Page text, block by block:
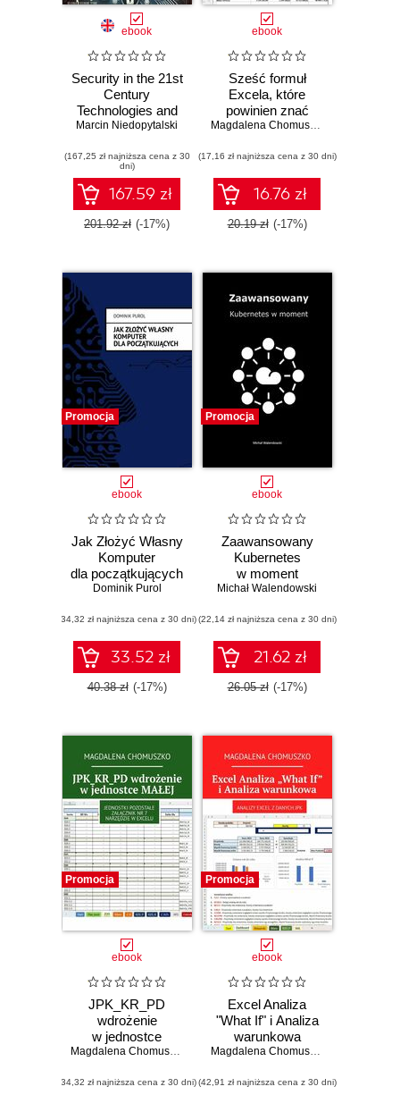
ebook
Security in the 21st
Century
Technologies and
Protection
Marcin Niedopytalski
(167,25 zł najniższa cena z 30
dni)
167.59 zł
201.92 zł (-17%)
ebook
Sześć formuł
Excela, które
powinien znać
każdy księgowyMagdalena Chomuszko
(17,16 zł najniższa cena z 30 dni)
16.76 zł
20.19 zł (-17%)
Promocja
ebook
Jak Złożyć Własny
Komputer
dla początkujących
Dominik Purol
(34,32 zł najniższa cena z 30 dni)
33.52 zł
40.38 zł (-17%)
Promocja
ebook
Zaawansowany
Kubernetes
w moment
Michał Walendowski
(22,14 zł najniższa cena z 30 dni)
21.62 zł
26.05 zł (-17%)
Promocja
ebook
JPK_KR_PD
wdrożenie
w jednostce
MAŁEJ
Magdalena Chomuszko
(34,32 zł najniższa cena z 30 dni)
Promocja
ebook
Excel Analiza
"What If" i Analiza
warunkowa
Magdalena Chomuszko
(42,91 zł najniższa cena z 30 dni)